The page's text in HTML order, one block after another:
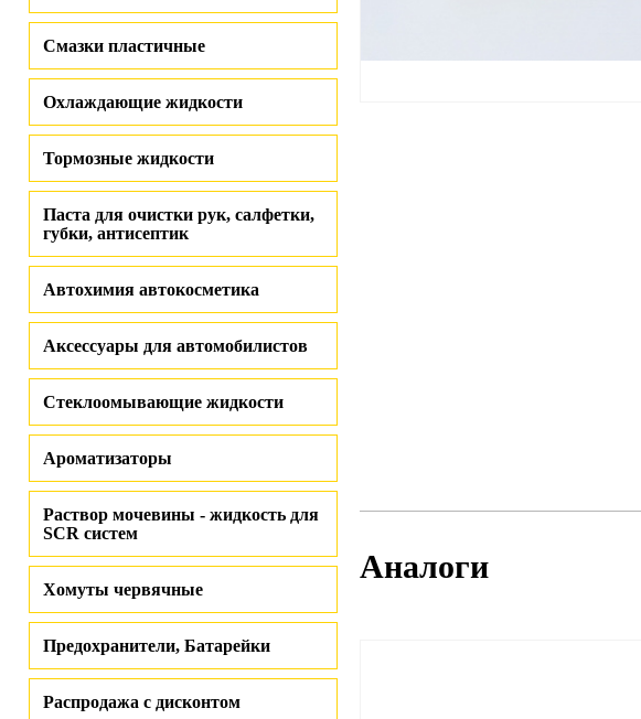
Смазки пластичные
Охлаждающие жидкости
Тормозные жидкости
Паста для очистки рук, салфетки,
губки, антисептик
Автохимия автокосметика
Аксессуары для автомобилистов
Стеклоомывающие жидкости
Ароматизаторы
Раствор мочевины - жидкость для
SCR систем
Хомуты червячные
Предохранители, Батарейки
Распродажа с дисконтом
Аналоги